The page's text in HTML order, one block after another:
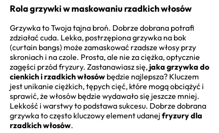
Rola grzywki w maskowaniu rzadkich włosów
Grzywka to Twoja tajna broń. Dobrze dobrana potrafi
zdziałać cuda. Lekka, postrzępiona grzywka na bok
(curtain bangs) może zamaskować rzadsze włosy przy
skroniach i na czole. Prosta, ale nie za ciężka, optycznie
zagęści przód fryzury. Zastanawiasz się, jaka grzywka do
cienkich i rzadkich włosów będzie najlepsza? Kluczem
jest unikanie ciężkich, tępych cięć, które mogą obciążyć i
sprawić, że włosów będzie wydawało się jeszcze mniej.
Lekkość i warstwy to podstawa sukcesu. Dobrze dobrana
grzywka to często kluczowy element udanej fryzury dla
rzadkich włosów.